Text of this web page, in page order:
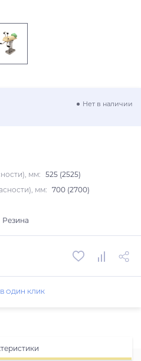
Нет в наличии
мм: 525 (2525)
мм: 700 (2700)
Резина
ОДИН КЛИК